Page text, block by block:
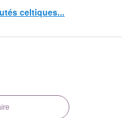
celtiques...